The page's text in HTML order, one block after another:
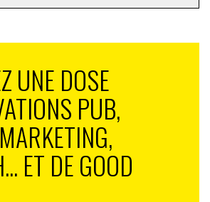
UNE DOSE
PUB,
ET DE GOOD